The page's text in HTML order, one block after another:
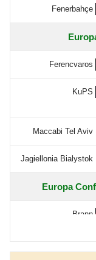
Fenerbahçe
Ferencvaros
KuPS
Maccabi Tel Aviv
Jagiellonia Bialystok
Europa
Brann